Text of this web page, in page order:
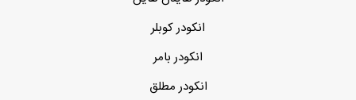
انکودر کوبلر
انکودر بامر
انکودر مطلق